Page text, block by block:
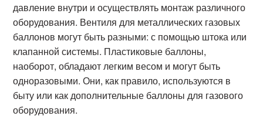
давление внутри и осуществлять монтаж различного
оборудования. Вентиля для металлических газовых
баллонов могут быть разными: с помощью штока или
клапанной системы. Пластиковые баллоны,
наоборот, обладают легким весом и могут быть
одноразовыми. Они, как правило, используются в
быту или как дополнительные баллоны для газового
оборудования.